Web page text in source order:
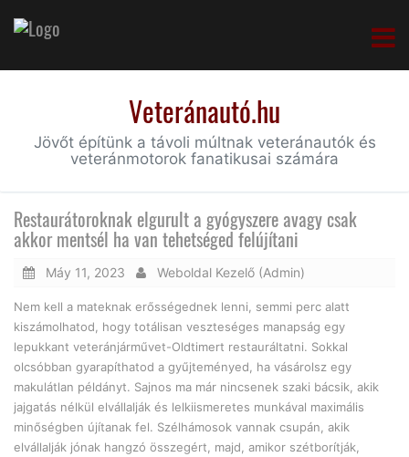
Veteránautó.hu
Jövőt építünk a távoli múltnak veteránautók és
veteránmotorok fanatikusai számára
Restaurátoroknak elgurult a gyógyszere avagy csak
akkor mentsél ha van tehetséged felújítani
Máy 11, 2023 Weboldal Kezelő (Admin)
Nem kell a mateknak erősségednek lenni, semmi perc alatt
kiszámolhatod, hogy totálisan veszteséges manapság egy
lepukkant veteránjárművet-Oldtimert restauráltatni. Sokkal
olcsóbban gyarapíthatod a gyűjteményed, ha vásárolsz egy
makulátlan példányt. Sajnos ma már nincsenek szaki bácsik, akik
jajgatás nélkül elvállalják és lelkiismeretes munkával maximális
minőségben újítanak fel. Szélhámosok vannak csupán, akik
elvállalják jónak hangzó összegért, majd, amikor szétborítják,